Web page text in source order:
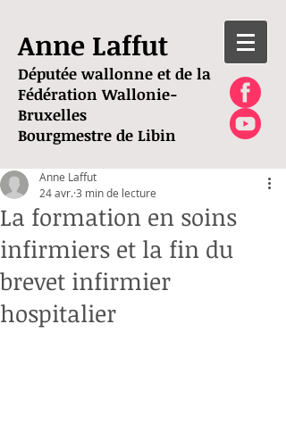
Anne Laffut
Députée wallonne et de la
Fédération Wallonie-
Bruxelles
Bourgmestre de Libin
La formation en soins
infirmiers et la fin du
brevet infirmier
hospitalier
Anne Laffut
24 avr. 3 min de lecture